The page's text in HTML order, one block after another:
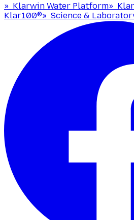
» Klarwin Water Platform»
Klar100®» Science &